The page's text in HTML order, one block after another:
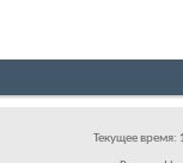
Текущее время: